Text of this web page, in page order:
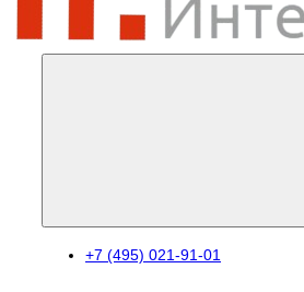
+7 (495) 021-91-01